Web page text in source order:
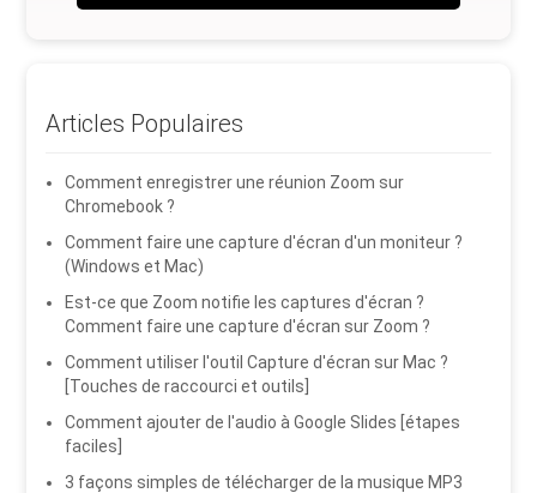
Articles Populaires
Comment enregistrer une réunion Zoom sur
Chromebook ?
Comment faire une capture d'écran d'un moniteur ?
(Windows et Mac)
Est-ce que Zoom notifie les captures d'écran ?
Comment faire une capture d'écran sur Zoom ?
Comment utiliser l'outil Capture d'écran sur Mac ?
[Touches de raccourci et outils]
Comment ajouter de l'audio à Google Slides [étapes
faciles]
3 façons simples de télécharger de la musique MP3